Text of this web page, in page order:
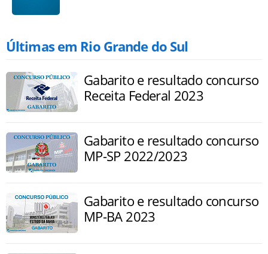
Últimas em Rio Grande do Sul
Gabarito e resultado concurso
Receita Federal 2023
Gabarito e resultado concurso
MP-SP 2022/2023
Gabarito e resultado concurso
MP-BA 2023